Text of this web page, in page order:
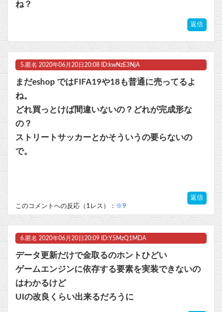
ね？
返信
5. 匿名 2020年06月20日20:08 ID:kwNzE3NjA
まだeshop ではFIFA19や18も普通に売ってるよ
ね。
どれ買っとけば間違いないの？どれが完成形な
の？
ストリートサッカーとかそういうの要らないの
で。
返信
このコメントへの反応（1レス）： ※9
6. 匿名 2020年06月20日20:09 ID:Y5MzQ1MDA
データ更新だけで金取るのホントひどい
ゲームエンジンに依存する要素を実装できないの
はわかるけど
UIの改良くらい出来るだろうに